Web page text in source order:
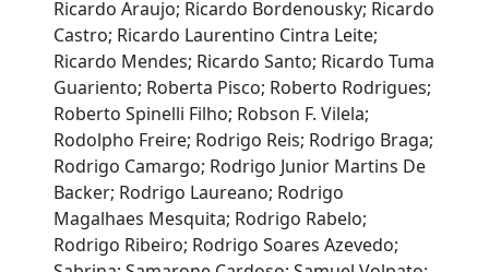
Ricardo Araujo; Ricardo Bordenousky; Ricardo
Castro; Ricardo Laurentino Cintra Leite;
Ricardo Mendes; Ricardo Santo; Ricardo Tuma
Guariento; Roberta Pisco; Roberto Rodrigues;
Roberto Spinelli Filho; Robson F. Vilela;
Rodolpho Freire; Rodrigo Reis; Rodrigo Braga;
Rodrigo Camargo; Rodrigo Junior Martins De
Backer; Rodrigo Laureano; Rodrigo
Magalhaes Mesquita; Rodrigo Rabelo;
Rodrigo Ribeiro; Rodrigo Soares Azevedo;